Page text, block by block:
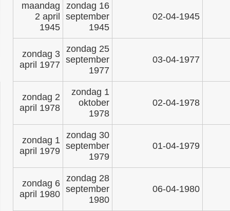
maandag
2 april
1945
zondag 16
september
1945
02-04-1945
zondag 3
april 1977
zondag 25
september
1977
03-04-1977
zondag 2
april 1978
zondag 1
oktober
1978
02-04-1978
zondag 1
april 1979
zondag 30
september
1979
01-04-1979
zondag 6
april 1980
zondag 28
september
1980
06-04-1980